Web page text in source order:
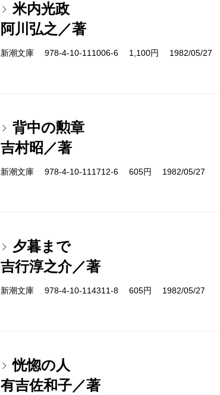
米内光政
阿川弘之／著
新潮文庫 978-4-10-111006-6 1,100円 1982/05/27
背中の勲章
吉村昭／著
新潮文庫 978-4-10-111712-6 605円 1982/05/27
夕暮まで
吉行淳之介／著
新潮文庫 978-4-10-114311-8 605円 1982/05/27
恍惚の人
有吉佐和子／著